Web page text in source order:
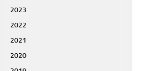
2023
2022
2021
2020